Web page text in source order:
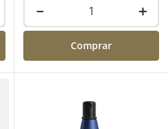
＋
－
Comprar